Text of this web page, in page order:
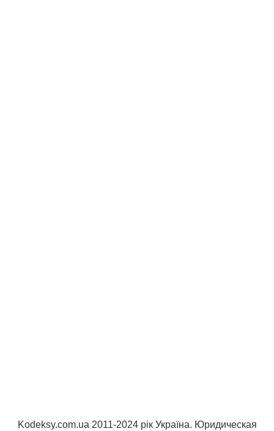
Kodeksy.com.ua 2011-2024 рік Україна. Юридическая